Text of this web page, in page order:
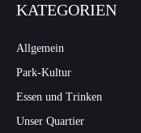
KATEGORIEN
Allgemein
Park-Kultur
Essen und Trinken
Unser Quartier